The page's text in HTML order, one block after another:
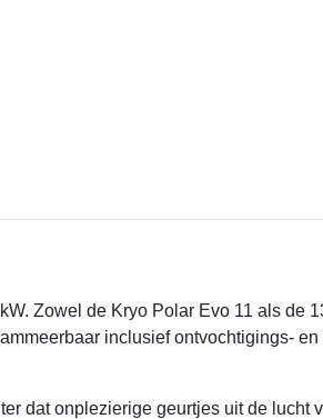
Zowel de Kryo Polar Evo 11 als de
inclusief ontvochtigings-
dat onplezierige geurtjes uit de lucht